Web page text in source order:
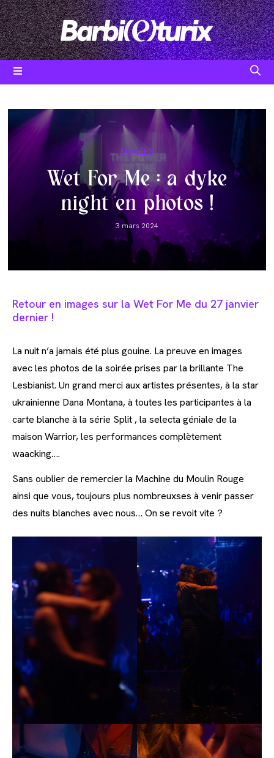
Skip
to
content
Post
category:
SOIRÉES
Wet For Me : a dyke
night en photos !
Post
published:
3 mars 2024
Retour en images sur la Wet For Me du 27 janvier
dernier !
La nuit n’a jamais été plus gouine. La preuve en images
avec les photos de la soirée prises par la brillante The
Lesbianist. Un grand merci aux artistes présentes, à la star
ukrainienne Dana Montana, à toutes les participantes à la
carte blanche à la série Split , la selecta géniale de la
maison Warrior, les performances complètement
waacking….
Sans oublier de remercier la Machine du Moulin Rouge
ainsi que vous, toujours plus nombreuxses à venir passer
des nuits blanches avec nous… On se revoit vite ?